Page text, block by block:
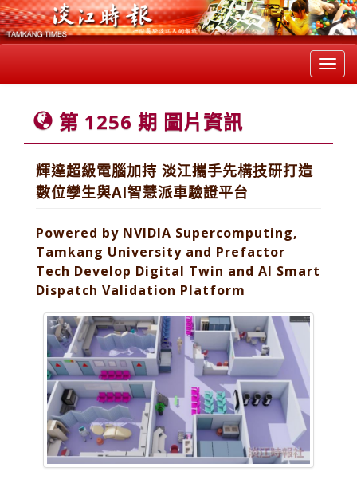
第 1256 期 圖片資訊
輝達超級電腦加持 淡江攜手先構技研打造
數位孿生與AI智慧派車驗證平台
Powered by NVIDIA Supercomputing,
Tamkang University and Prefactor
Tech Develop Digital Twin and AI Smart
Dispatch Validation Platform